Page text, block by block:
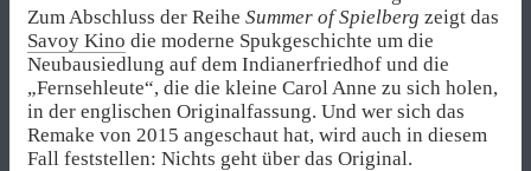
Zum Abschluss der Reihe Summer of Spielberg zeigt das
Savoy Kino die moderne Spukgeschichte um die
Neubausiedlung auf dem Indianerfriedhof und die
„Fernsehleute“, die die kleine Carol Anne zu sich holen,
in der englischen Originalfassung. Und wer sich das
Remake von 2015 angeschaut hat, wird auch in diesem
Fall feststellen: Nichts geht über das Original.